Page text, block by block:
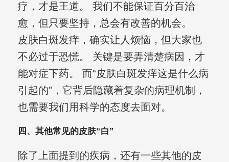
疗，才是王道。 我们不能保证百分百治
愈，但只要坚持，总会有改善的机会。
皮肤白斑发痒，确实让人烦恼，但大家也
不必过于恐慌。 关键是要弄清楚病因，才
能对症下药。 而“皮肤白斑发痒这是什么病
引起的”，它背后隐藏着复杂的病理机制，
也需要我们用科学的态度去面对。
四、其他常见的皮肤“白”
除了上面提到的疾病，还有一些其他的皮